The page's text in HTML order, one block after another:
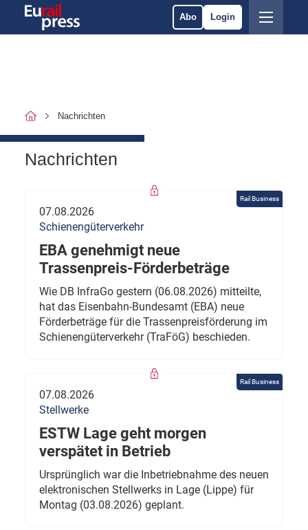
Abo Login
Nachrichten
Nachrichten
Rail Business
07.08.2026
Schienengüterverkehr
EBA genehmigt neue
Trassenpreis-Förderbeträge
Wie DB InfraGo gestern (06.08.2026) mitteilte,
hat das Eisenbahn-Bundesamt (EBA) neue
Förderbeträge für die Trassenpreisförderung im
Schienengüterverkehr (TraFöG) beschieden.
Rail Business
07.08.2026
Stellwerke
ESTW Lage geht morgen
verspätet in Betrieb
Ursprünglich war die Inbetriebnahme des neuen
elektronischen Stellwerks in Lage (Lippe) für
Montag (03.08.2026) geplant.